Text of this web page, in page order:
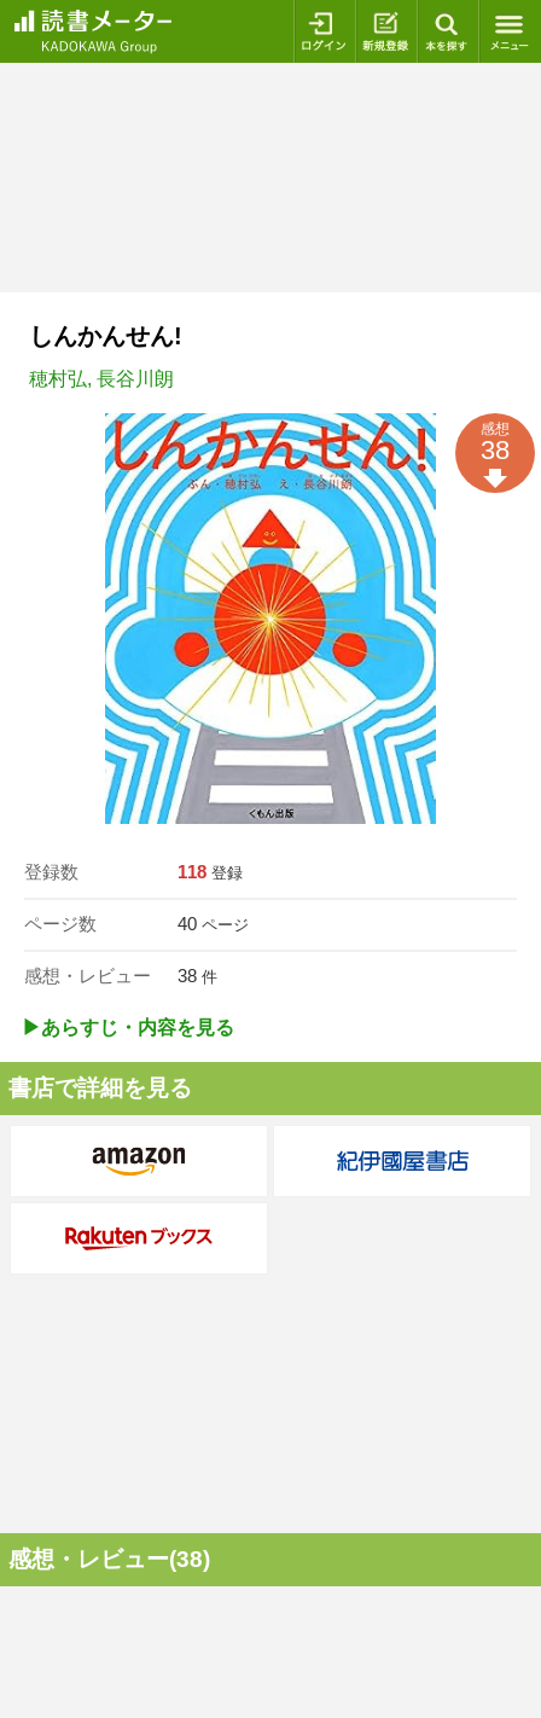
ログイン 新規登録
しんかんせん!
穂村弘, 長谷川朗
登録数 118 登録
ページ数 40 ページ
感想・レビュー 38 件
感想
38
▶︎あらすじ・内容を見る
書店で詳細を見る
感想・レビュー(38)